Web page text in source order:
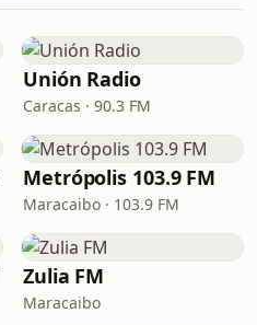
Unión Radio
Caracas · 90.3 FM
Metrópolis 103.9 FM
Maracaibo · 103.9 FM
Zulia FM
Maracaibo